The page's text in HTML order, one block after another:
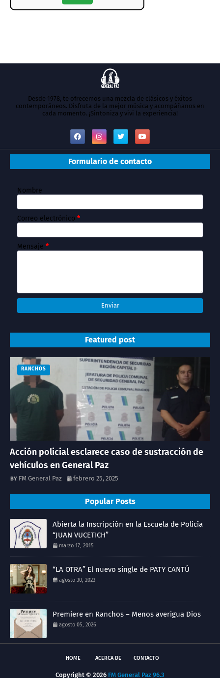
Desde 1978, te ofrecemos una mezcla de clásicos y éxitos
contemporáneos. Disfruta de la mejor música y acompáñanos en
cada momento. ¡Sintoniza y vivi la experiencia!
Formulario de contacto
Nombre
Correo electrónico *
Mensaje *
Featured post
RANCHOS
Acción policial esclarece caso de sustracción de
vehículos en General Paz
FM General Paz febrero 25, 2025
Popular Posts
Abierta la Inscripción en la Escuela de Policía
“JUAN VUCETICH”
marzo 17, 2015
“LA OTRA” El nuevo single de PATY CANTÚ
agosto 30, 2023
Premiere en Ranchos – Menos averigua Dios
agosto 05, 2026
HOME ACERCA DE CONTACTO
Copyright © 2026 FM General Paz 96.3